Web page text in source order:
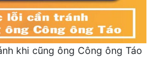
khi cũng ông Công ông Táo